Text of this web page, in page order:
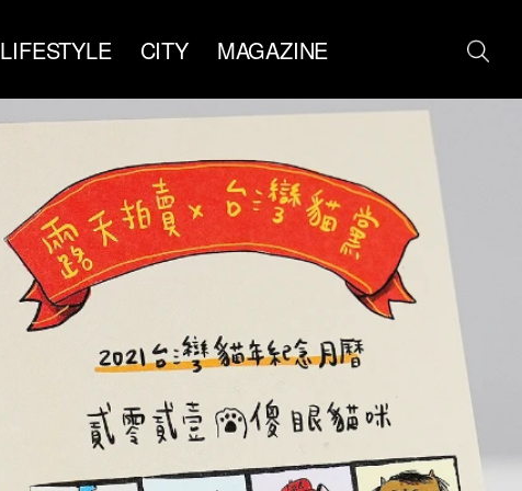
LIFESTYLE CITY MAGAZINE